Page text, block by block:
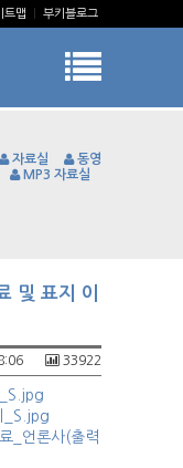
트맵 부키블로그
자료실
동영
MP3 자료실
및 표지 이
33922
_S.jpg
_언론사(출력